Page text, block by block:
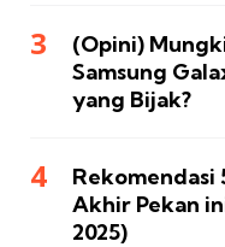
(Opini)
Samsung
yang Bijak?
Rekomendasi
Akhir Pekan
2025)